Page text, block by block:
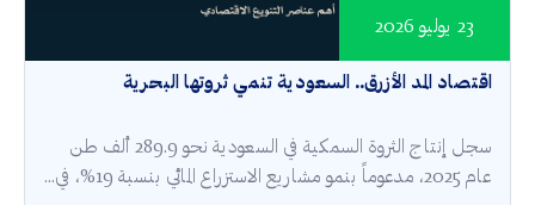
اقتصاد المد الأزرق.. السعودية تنمي ثروتها البحرية
23 يوليو 2026
سجل إنتاج الثروة السمكية في السعودية نحو 289.9 ألف طن
عام 2025، مدعوماً بنمو مشاريع الاستزراع المائي بنسبة 19%، في...